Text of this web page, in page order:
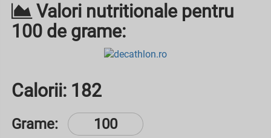
Valori nutritionale pentru
100 de grame:
Calorii: 182
Grame: